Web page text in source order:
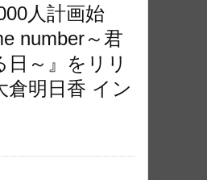
人計画始
number～君
日～』をリリ
倉明日香 イン